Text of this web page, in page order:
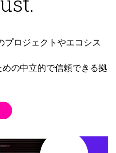
プロジェクトやエコシス
の中立的で信頼できる拠